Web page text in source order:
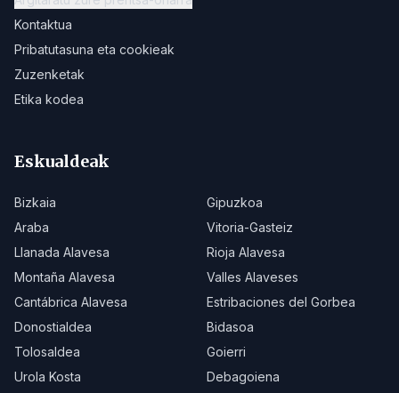
Kontaktua
Pribatutasuna eta cookieak
Zuzenketak
Etika kodea
Eskualdeak
Bizkaia
Gipuzkoa
Araba
Vitoria-Gasteiz
Llanada Alavesa
Rioja Alavesa
Montaña Alavesa
Valles Alaveses
Cantábrica Alavesa
Estribaciones del Gorbea
Donostialdea
Bidasoa
Tolosaldea
Goierri
Urola Kosta
Debagoiena